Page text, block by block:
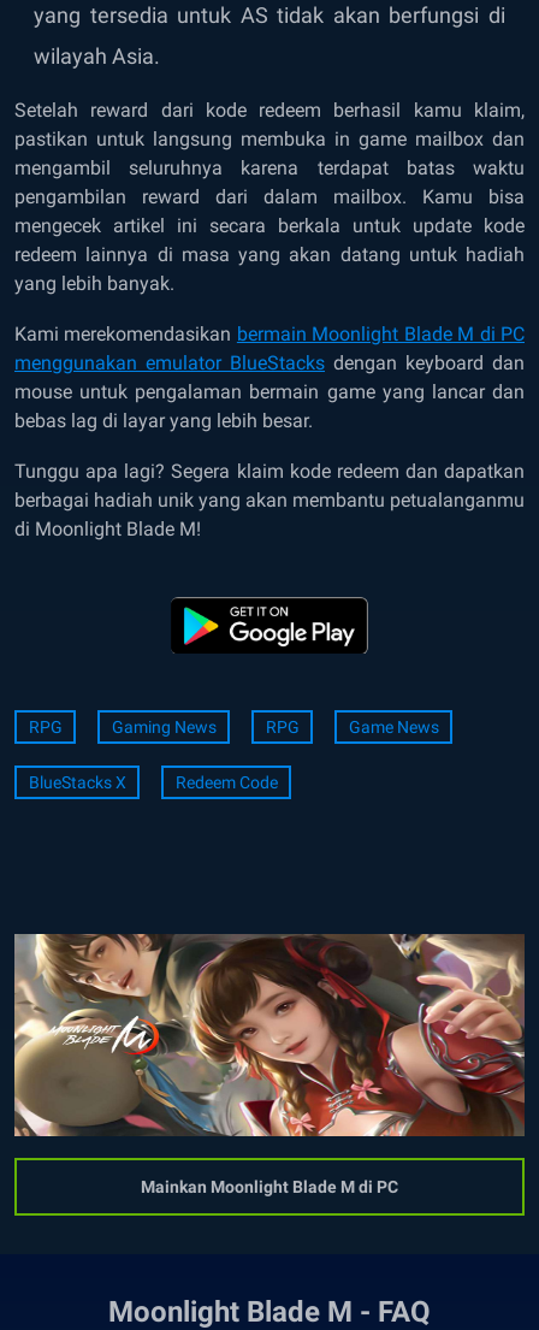
yang tersedia untuk AS tidak akan berfungsi di
wilayah Asia.
Setelah reward dari kode redeem berhasil kamu klaim,
pastikan untuk langsung membuka in game mailbox dan
mengambil seluruhnya karena terdapat batas waktu
pengambilan reward dari dalam mailbox. Kamu bisa
mengecek artikel ini secara berkala untuk update kode
redeem lainnya di masa yang akan datang untuk hadiah
yang lebih banyak.
Kami merekomendasikan bermain Moonlight Blade M di PC
menggunakan emulator BlueStacks dengan keyboard dan
mouse untuk pengalaman bermain game yang lancar dan
bebas lag di layar yang lebih besar.
Tunggu apa lagi? Segera klaim kode redeem dan dapatkan
berbagai hadiah unik yang akan membantu petualanganmu
di Moonlight Blade M!
RPG Gaming News RPG Game News
BlueStacks X Redeem Code
Mainkan Moonlight Blade M di PC
Moonlight Blade M - FAQ